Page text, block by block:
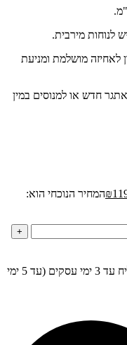
לאחיזה מושלמת ומניעת
חדש או למנוסים במין
₪המחיר הנוכחי הוא:
+
דואר רשום עד 7 ימי עסקים ומשלוח עם שליח עד 3 ימי עסקים (עד 5 ימי